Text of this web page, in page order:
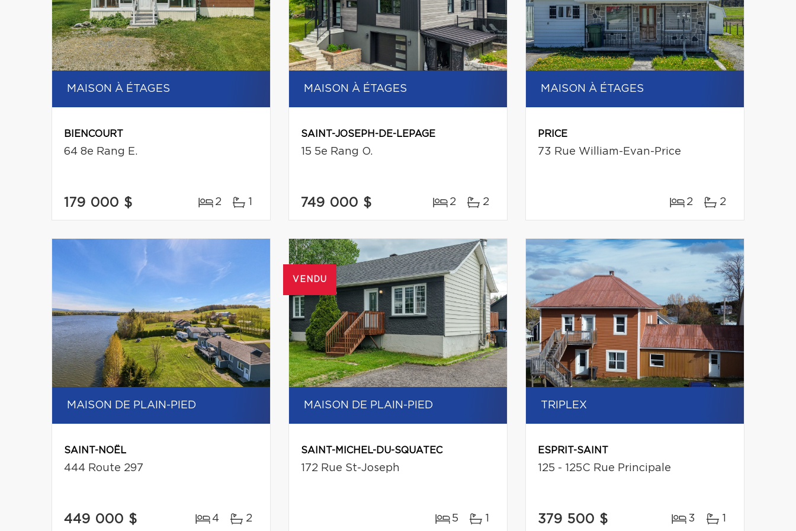
MAISON À ÉTAGES
BIENCOURT
64 8e Rang E.
179 000 $ 2 1
MAISON À ÉTAGES
SAINT-JOSEPH-DE-LEPAGE
15 5e Rang O.
749 000 $ 2 2
MAISON À ÉTAGES
PRICE
73 Rue William-Evan-Price
2 2
MAISON DE PLAIN-PIED
SAINT-NOËL
444 Route 297
449 000 $ 4 2
VENDU
MAISON DE PLAIN-PIED
SAINT-MICHEL-DU-SQUATEC
172 Rue St-Joseph
5 1
TRIPLEX
ESPRIT-SAINT
125 - 125C Rue Principale
379 500 $ 3 1